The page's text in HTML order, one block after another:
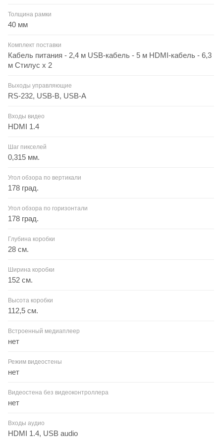
Толщина рамки
40 мм
Комплект поставки
Кабель питания - 2,4 м USB-кабель - 5 м HDMI-кабель - 6,3
м Стилус х 2
Выходы управляющие
RS-232, USB-B, USB-A
Входы видео
HDMI 1.4
Шаг пикселей
0,315 мм.
Угол обзора по вертикали
178 град.
Угол обзора по горизонтали
178 град.
Глубина коробки
28 см.
Ширина коробки
152 см.
Высота коробки
112,5 см.
Встроенный медиаплеер
нет
Режим видеостены
нет
Видеостена без видеоконтроллера
нет
Входы аудио
HDMI 1.4, USB audio